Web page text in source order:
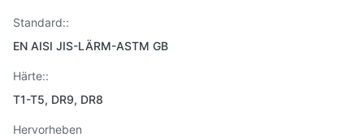
Standard::
EN AISI JIS-LÄRM-ASTM GB
Härte::
T1-T5, DR9, DR8
Hervorheben